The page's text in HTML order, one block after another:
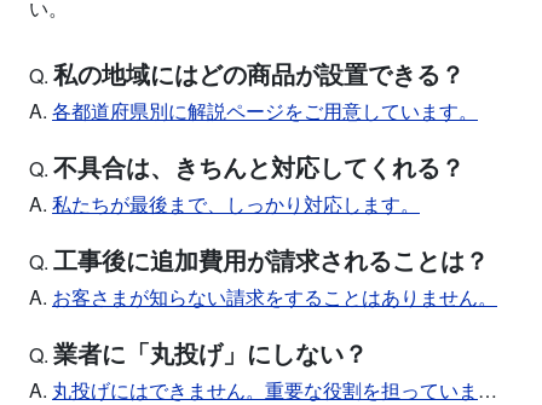
い。
Q. 私の地域にはどの商品が設置できる？
A. 各都道府県別に解説ページをご用意しています。
Q. 不具合は、きちんと対応してくれる？
A. 私たちが最後まで、しっかり対応します。
Q. 工事後に追加費用が請求されることは？
A. お客さまが知らない請求をすることはありません。
Q. 業者に「丸投げ」にしない？
A. 丸投げにはできません。重要な役割を担っています。